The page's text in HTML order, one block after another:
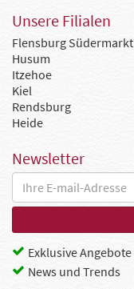
Unsere Filialen
Flensburg Südermarkt
Husum
Itzehoe
Kiel
Rendsburg
Heide
Newsletter
Exklusive Angebote
News und Trends